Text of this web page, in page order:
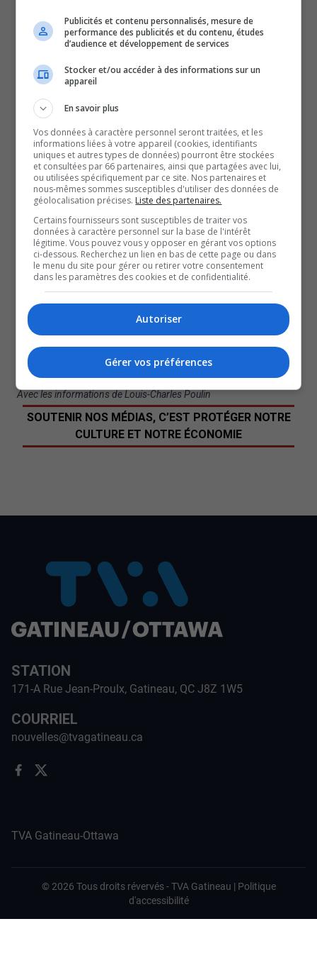
dimanche et lundi ne sont pas encore disponibles. Même
si ce chiffre est impressionnant, il ne garantit pas un
Des experts rappellent que le vote par anticipation attire
généralement des électeurs qui auraient voté quoi qu’il
arrive, souvent des personnes âgées ou très engagées
politiquement. Il est donc trop tôt pour conclure à une
hausse de la participation générale.
Par ailleurs, un débat important se tient mardi après-midi
à Gatineau. Cinq candidats de partis différents vont
échanger leurs idées sur les enjeux touchant les aînés.
Les thèmes abordés incluent la pension de vieillesse, le
logement abordable ainsi que les transferts en santé et
services sociaux.
Le débat est organisé par six organismes
communautaires et se déroulera mardi de 14 h à 16 h, à
la Cabane en bois rond, sur le boulevard de la Cité-des-
Jeunes. Le public peut y assister en personne ou en ligne
via Zoom.
Avec les informations de Louis-Charles Poulin
SOUTENIR NOS MÉDIAS, C’EST PROTÉGER NOTRE
CULTURE ET NOTRE ÉCONOMIE
STATION
171-A Rue Jean-Proulx, Gatineau, QC J8Z 1W5
COURRIEL
nouvelles@tvagatineau.ca
TVA Gatineau-Ottawa
© 2026 Tous droits révervés -TVA Gatineau | Politique
d'accessibilité
Publicités et contenu personnalisés, mesure de
performance des publicités et du contenu, études
d’audience et développement de services
Stocker et/ou accéder à des informations sur un
appareil
En savoir plus
Vos données à caractère personnel seront traitées, et les
informations liées à votre appareil (cookies, identifiants
uniques et autres types de données) pourront être stockées
et consultées par 66 partenaires, ainsi que partagées avec lui,
ou utilisées spécifiquement par ce site. Nos partenaires et
nous-mêmes sommes susceptibles d'utiliser des données de
géolocalisation précises. Liste des partenaires.
Certains fournisseurs sont susceptibles de traiter vos
données à caractère personnel sur la base de l'intérêt
légitime. Vous pouvez vous y opposer en gérant vos options
ci-dessous. Recherchez un lien en bas de cette page ou dans
le menu du site pour gérer ou retirer votre consentement
dans les paramètres des cookies et de confidentialité.
Autoriser
Gérer vos préférences